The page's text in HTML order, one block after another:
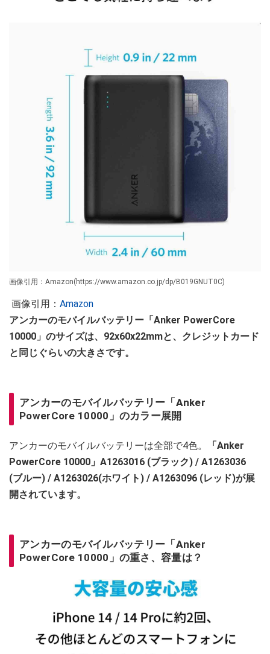
画像引用：Amazon(https://www.amazon.co.jp/dp/B019GNUT0C)
画像引用： Amazon
アンカーのモバイルバッテリー「Anker PowerCore
10000」のサイズは、92x60x22mmと、クレジットカード
と同じぐらいの大きさです。
アンカーのモバイルバッテリー「Anker
PowerCore 10000」のカラー展開
アンカーのモバイルバッテリーは全部で4色。
「Anker
PowerCore 10000」‎A1263016 (ブラック) / A1263036
(ブルー) / A1263026(ホワイト) / A1263096 (レッド)が展
開されています。
アンカーのモバイルバッテリー「Anker
PowerCore 10000」の重さ、容量は？